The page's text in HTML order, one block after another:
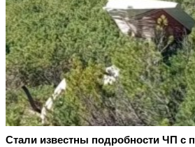
Стали известны подробности ЧП с